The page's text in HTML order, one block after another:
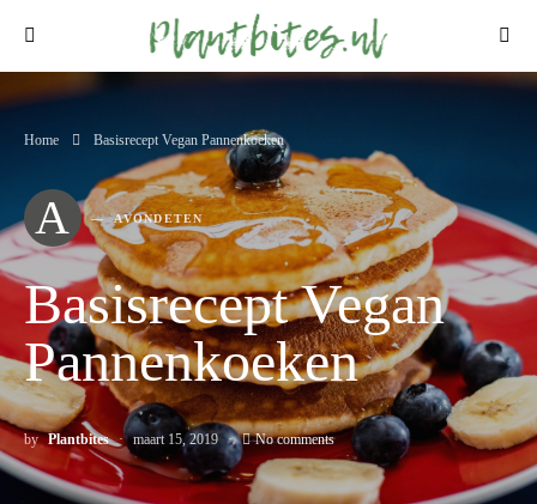
Home Basisrecept Vegan Pannenkoeken
A AVONDETEN
Basisrecept Vegan
Pannenkoeken
by Plantbites maart 15, 2019 No comments